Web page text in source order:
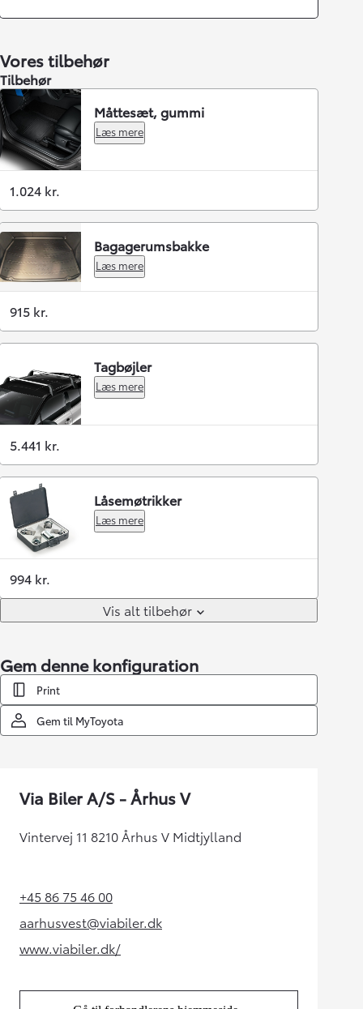
Vores tilbehør
Tilbehør
Måttesæt, gummi
Læs mere
1.024 kr.
Bagagerumsbakke
Læs mere
915 kr.
Tagbøjler
Læs mere
5.441 kr.
Låsemøtrikker
Læs mere
994 kr.
Vis alt tilbehør
Gem denne konfiguration
Print
Gem til MyToyota
Via Biler A/S - Århus V
Vintervej 11 8210 Århus V Midtjylland
+45 86 75 46 00(Opens in new tab)
aarhusvest@viabiler.dk
(Opens in new tab)
www.viabiler.dk/(Opens in new tab)